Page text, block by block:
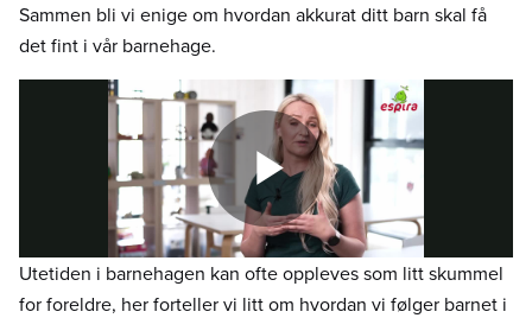
Sammen bli vi enige om hvordan akkurat ditt barn skal få
det fint i vår barnehage.
Utetiden i barnehagen kan ofte oppleves som litt skummel
for foreldre, her forteller vi litt om hvordan vi følger barnet i